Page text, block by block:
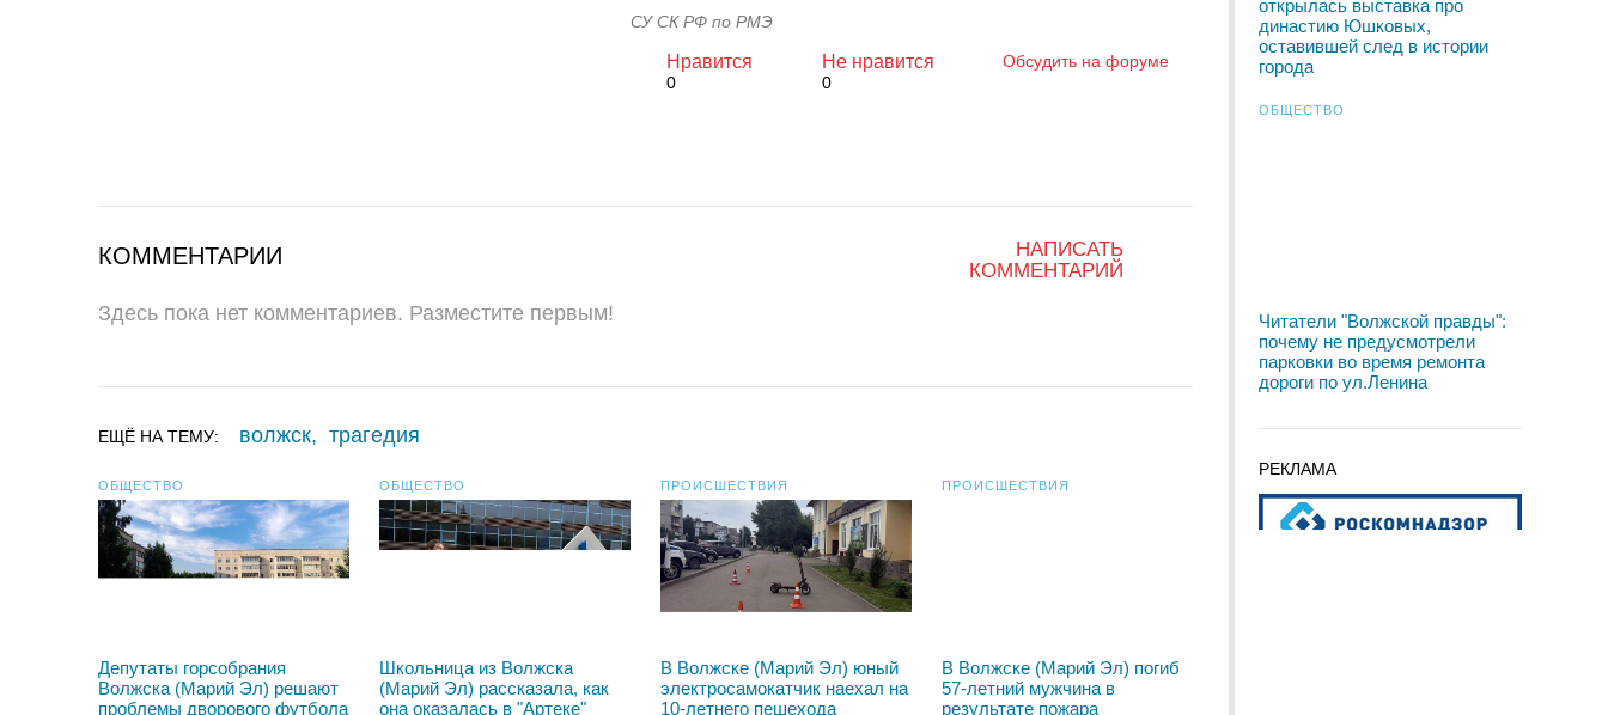
СУ СК РФ по РМЭ
Нравится
0
Не нравится
0
Обсудить на форуме
НАПИСАТЬ
КОММЕНТАРИЙ
КОММЕНТАРИИ
Здесь пока нет комментариев. Разместите первым!
ЕЩЁ НА ТЕМУ: волжск, трагедия
ОБЩЕСТВО
Депутаты горсобрания
Волжска (Марий Эл) решают
проблемы дворового футбола
ОБЩЕСТВО
Школьница из Волжска
(Марий Эл) рассказала, как
она оказалась в "Артеке"
ПРОИСШЕСТВИЯ
В Волжске (Марий Эл) юный
электросамокатчик наехал на
10-летнего пешехода
ПРОИСШЕСТВИЯ
В Волжске (Марий Эл) погиб
57-летний мужчина в
результате пожара
открылась выставка про
династию Юшковых,
оставившей след в истории
города
ОБЩЕСТВО
Читатели "Волжской правды":
почему не предусмотрели
парковки во время ремонта
дороги по ул.Ленина
РЕКЛАМА